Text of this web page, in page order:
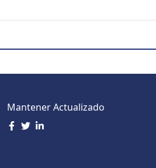
Mantener Actualizado